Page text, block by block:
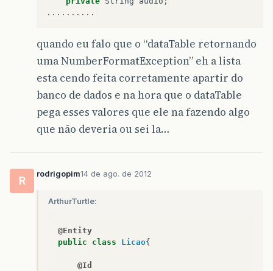
..........
quando eu falo que o “dataTable retornando
uma NumberFormatException” eh a lista
esta cendo feita corretamente apartir do
banco de dados e na hora que o dataTable
pega esses valores que ele na fazendo algo
que não deveria ou sei la…
R
rodrigopim14 de ago. de 2012
ArthurTurtle:
@Entity
public
class Licao{
@Id